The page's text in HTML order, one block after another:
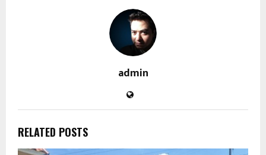
admin
RELATED POSTS